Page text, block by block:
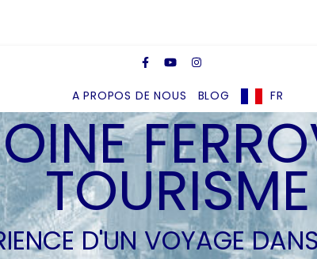
A PROPOS DE NOUS BLOG FR
TOURISME
D'UN VOYAGE